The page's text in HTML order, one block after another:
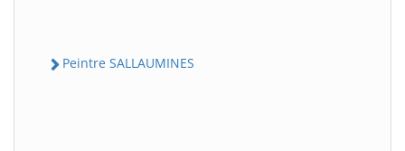
Peintre SALLAUMINES